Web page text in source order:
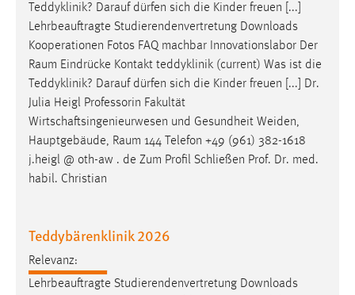
Teddyklinik? Darauf dürfen sich die Kinder freuen [...]
Lehrbeauftragte Studierendenvertretung Downloads
Kooperationen Fotos FAQ machbar Innovationslabor Der
Raum Eindrücke Kontakt teddyklinik (current) Was ist die
Teddyklinik? Darauf dürfen sich die Kinder freuen [...] Dr.
Julia Heigl Professorin Fakultät
Wirtschaftsingenieurwesen und Gesundheit Weiden,
Hauptgebäude, Raum 144 Telefon +49 (961) 382-1618
j.heigl @ oth-aw . de Zum Profil Schließen Prof. Dr. med.
habil. Christian
Teddybärenklinik 2026
Relevanz:
Lehrbeauftragte Studierendenvertretung Downloads